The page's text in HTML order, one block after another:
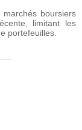
boursiers
limitant les
portefeuilles.